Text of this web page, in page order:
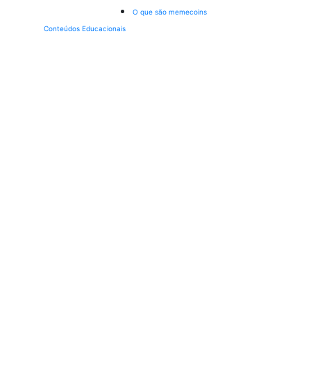
O que são memecoins
Conteúdos Educacionais